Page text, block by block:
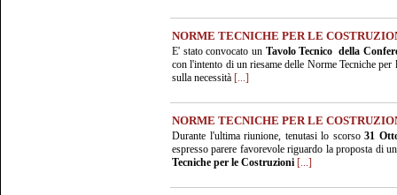
NORME TECNICHE PER LE
E' stato convocato un Tavolo Tecnico della
con l'intento di un riesame delle Norme Tecniche
sulla necessità [...]
NORME TECNICHE PER LE
Durante l'ultima riunione, tenutasi lo scorso31
espresso parere favorevole riguardo la proposta di
Tecniche per le Costruzioni [...]